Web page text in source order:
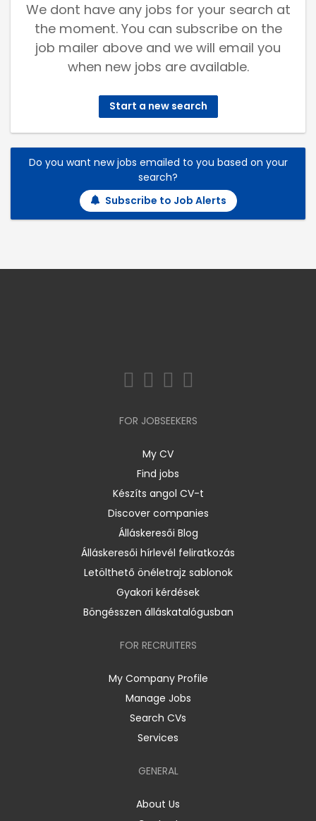
We dont have any jobs for your search at
the moment. You can subscribe on the
job mailer above and we will email you
when new jobs are available.
Start a new search
Do you want new jobs emailed to you based on your
search?
Subscribe to Job Alerts
FOR JOBSEEKERS
My CV
Find jobs
Készíts angol CV-t
Discover companies
Álláskeresői Blog
Álláskeresői hírlevél feliratkozás
Letölthető önéletrajz sablonok
Gyakori kérdések
Böngésszen álláskatalógusban
FOR RECRUITERS
My Company Profile
Manage Jobs
Search CVs
Services
GENERAL
About Us